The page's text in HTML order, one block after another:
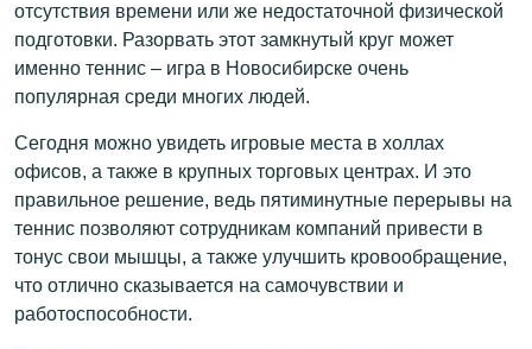
отсутствия времени или же недостаточной физической
подготовки. Разорвать этот замкнутый круг может
именно теннис – игра в Новосибирске очень
популярная среди многих людей.
Сегодня можно увидеть игровые места в холлах
офисов, а также в крупных торговых центрах. И это
правильное решение, ведь пятиминутные перерывы на
теннис позволяют сотрудникам компаний привести в
тонус свои мышцы, а также улучшить кровообращение,
что отлично сказывается на самочувствии и
работоспособности.